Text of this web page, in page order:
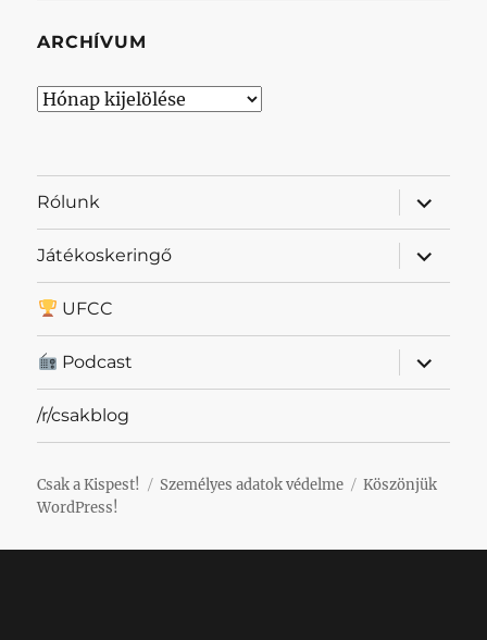
ARCHÍVUM
Archívum
Rólunk
almenü
Játékoskeringő
almenü
UFCC
Podcast
almenü
/r/csakblog
Csak a Kispest! Személyes adatok védelme
Köszönjük
WordPress!